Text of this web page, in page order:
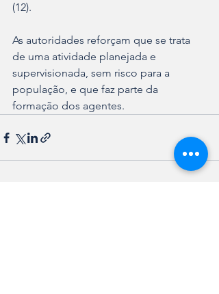
(12).
As autoridades reforçam que se trata
de uma atividade planejada e
supervisionada, sem risco para a
população, e que faz parte da
formação dos agentes.